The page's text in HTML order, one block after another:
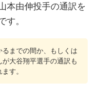
本由伸投手の通訳を
す。
までの間か、もしくは
大谷翔平選手の通訳も
す。